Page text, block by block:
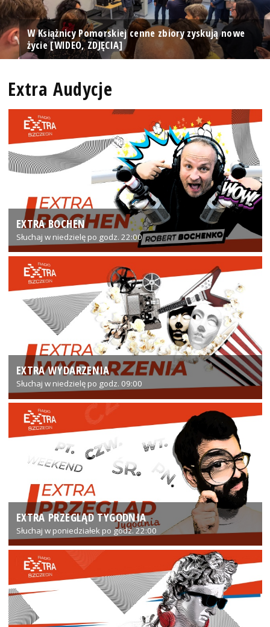
W Książnicy Pomorskiej cenne zbiory zyskują nowe
życie [WIDEO, ZDJĘCIA]
Extra Audycje
EXTRA BOCHEN
Słuchaj w niedzielę po godz. 22:00
EXTRA WYDARZENIA
Słuchaj w niedzielę po godz. 09:00
EXTRA PRZEGLĄD TYGODNIA
Słuchaj w poniedziałek po godz. 22:00